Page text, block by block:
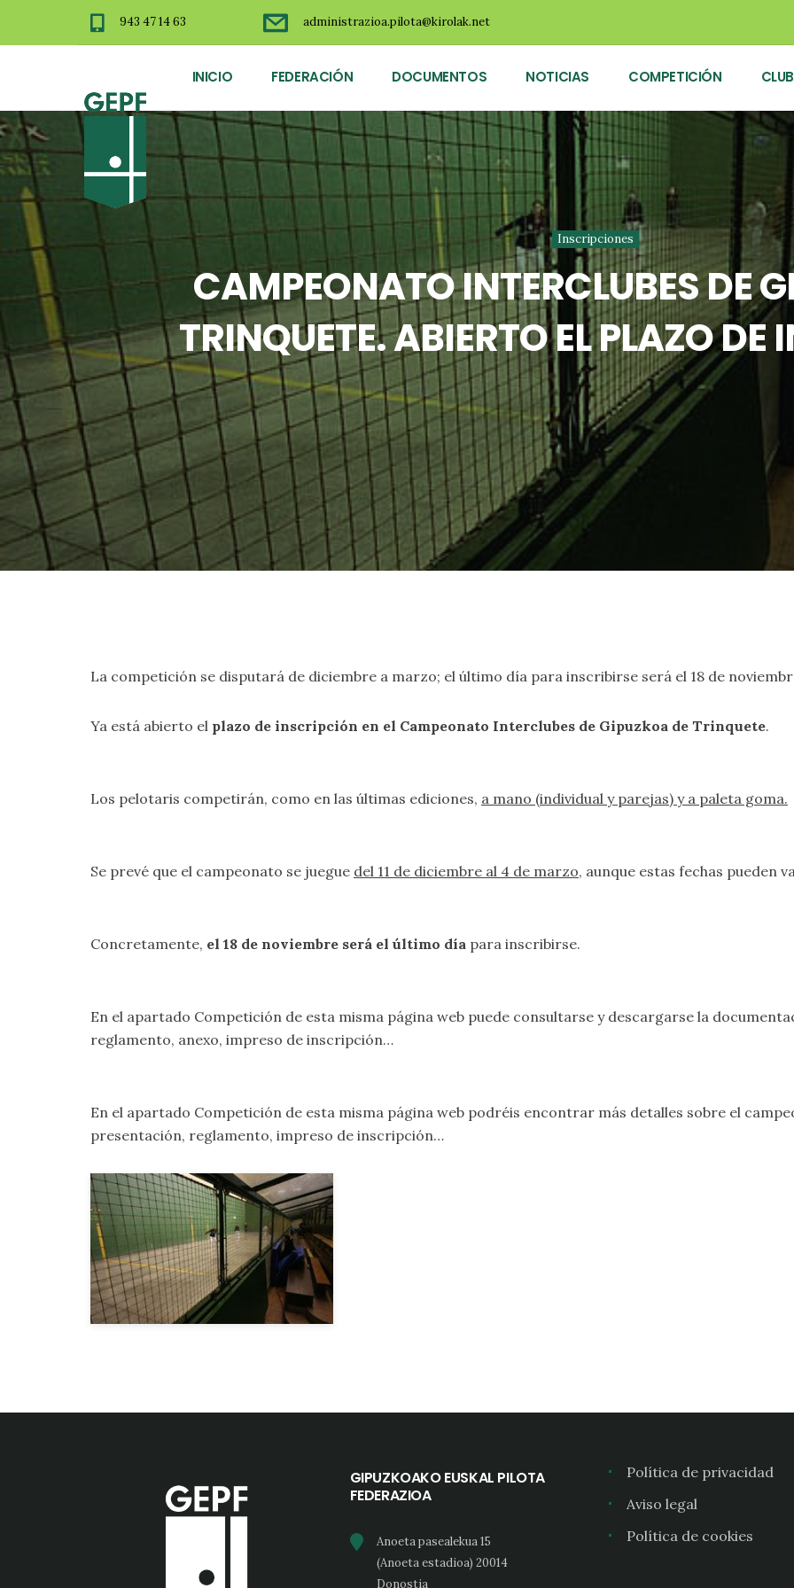
943 47 14 63 administrazioa.pilota@kirolak.net
INICIO FEDERACIÓN DOCUMENTOS NOTICIAS COMPETICIÓN
Inscripciones
CAMPEONATO INTERCLUBES DE
TRINQUETE. ABIERTO EL PLAZO DE
La competición se disputará de diciembre a marzo; el último día para inscribirse será el 18 de
Ya está abierto el plazo de inscripción en el Campeonato Interclubes de Gipuzkoa de Trinquete.
Los pelotaris competirán, como en las últimas ediciones, a mano (individual y parejas) y a paleta goma.
Se prevé que el campeonato se juegue del 11 de diciembre al 4 de marzo, aunque estas fechas pueden
Concretamente, el 18 de noviembre será el último día para inscribirse.
En el apartado Competición de esta misma página web puede consultarse y descargarse la
reglamento, anexo, impreso de inscripción…
En el apartado Competición de esta misma página web podréis encontrar más detalles sobre el
presentación, reglamento, impreso de inscripción…
GIPUZKOAKO EUSKAL PILOTA
FEDERAZIOA
Anoeta pasealekua 15
(Anoeta estadioa) 20014
Donostia
Política de privacidad
Aviso legal
Política de cookies